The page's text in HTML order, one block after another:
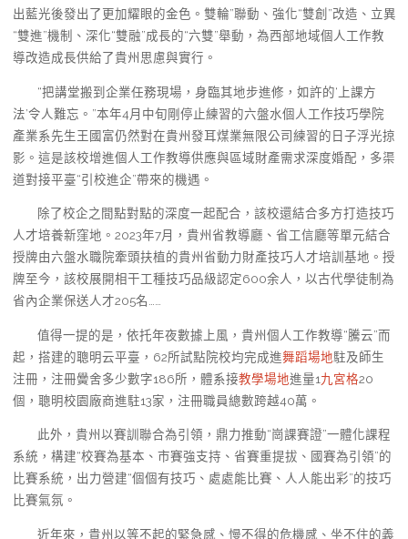
出藍光後發出了更加耀眼的金色。雙輪”聯動、強化“雙創”改造、立異
“雙進”機制、深化“雙融”成長的“六雙”舉動，為西部地域個人工作教
導改造成長供給了貴州思慮與實行。
“把講堂搬到企業任務現場，身臨其地步進修，如許的‘上課方
法’令人難忘。”本年4月中旬剛停止練習的六盤水個人工作技巧學院
產業系先生王國富仍然對在貴州發耳煤業無限公司練習的日子浮光掠
影。這是該校增進個人工作教導供應與區域財產需求深度婚配，多渠
道對接平臺“引校進企”帶來的機遇。
除了校企之間點對點的深度一起配合，該校還結合多方打造技巧
人才培養新窪地。2023年7月，貴州省教導廳、省工信廳等單元結合
授牌由六盤水職院牽頭扶植的貴州省動力財產技巧人才培訓基地。授
牌至今，該校展開相干工種技巧品級認定600余人，以古代學徒制為
省內企業保送人才205名……
值得一提的是，依托年夜數據上風，貴州個人工作教導“騰云”而
起，搭建的聰明云平臺，62所試點院校均完成進舞蹈場地駐及師生
注冊，注冊黌舍多少數字186所，體系接教學場地進量1九宮格20
個，聰明校園廠商進駐13家，注冊職員總數跨越40萬。
此外，貴州以賽訓聯合為引領，鼎力推動“崗課賽證”一體化課程
系統，構建“校賽為基本、市賽強支持、省賽重提拔、國賽為引領”的
比賽系統，出力營建“個個有技巧、處處能比賽、人人能出彩”的技巧
比賽氣氛。
近年來，貴州以等不起的緊急感、慢不得的危機感、坐不住的義